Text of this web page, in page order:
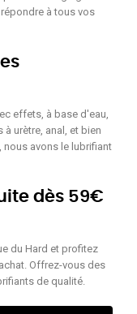
à tous vos
effets, à base d'eau,
urètre, anal, et bien
nous avons le lubrifiant
dès 59€
du Hard et profitez
Offrez-vous des
de qualité.